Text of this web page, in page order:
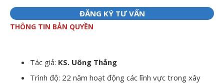
ĐĂNG KÝ TƯ VẤN
THÔNG TIN BẢN QUYỀN
Tác giả: KS. Uông Thắng
Trình độ: 22 năm hoạt động các lĩnh vực trong xây